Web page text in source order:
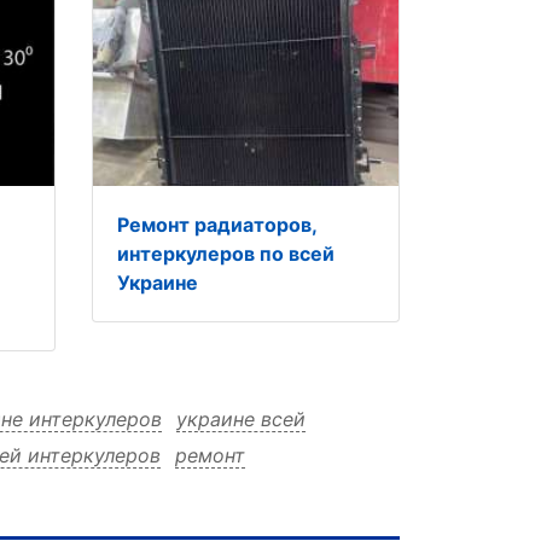
Ремонт радиаторов,
интеркулеров по всей
Украине
интеркулеров
украине всей
интеркулеров
ремонт